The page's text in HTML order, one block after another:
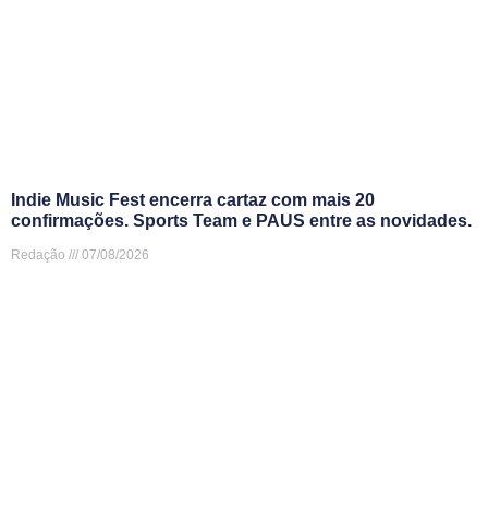
Indie Music Fest encerra cartaz com mais 20
confirmações. Sports Team e PAUS entre as novidades.
Redação 07/08/2026